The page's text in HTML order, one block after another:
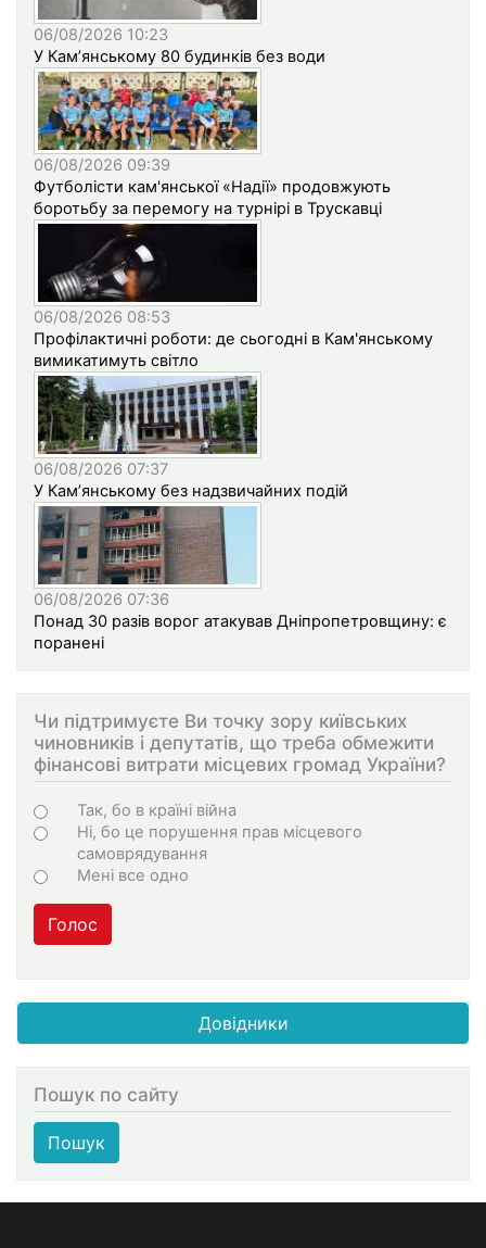
06/08/2026 10:23
У Кам’янському 80 будинків без води
06/08/2026 09:39
Футболісти кам'янської «Надії» продовжують
боротьбу за перемогу на турнірі в Трускавці
06/08/2026 08:53
Профілактичні роботи: де сьогодні в Кам'янському
вимикатимуть світло
06/08/2026 07:37
У Кам’янському без надзвичайних подій
06/08/2026 07:36
Понад 30 разів ворог атакував Дніпропетровщину: є
поранені
Чи підтримуєте Ви точку зору київських
чиновників і депутатів, що треба обмежити
фінансові витрати місцевих громад України?
Choices
Так, бо в країні війна
Ні, бо це порушення прав місцевого
самоврядування
Мені все одно
Голос
Довідники
Пошук по сайту
Пошук